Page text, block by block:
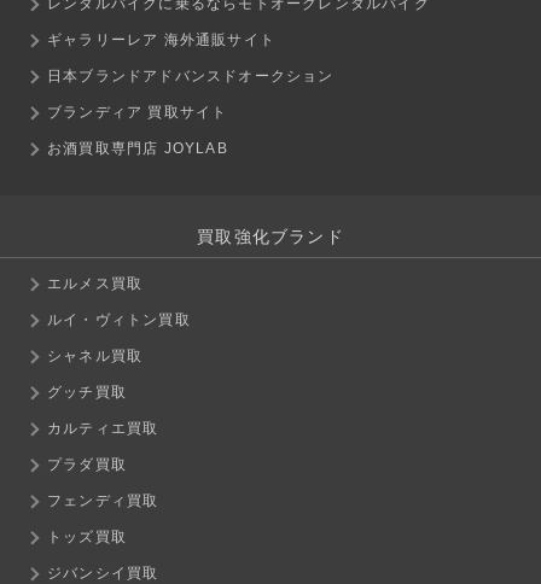
ギャラリーレア 海外通販サイト
日本ブランドアドバンスドオークション
ブランディア 買取サイト
お酒買取専門店 JOYLAB
買取強化ブランド
エルメス買取
ルイ・ヴィトン買取
シャネル買取
グッチ買取
カルティエ買取
プラダ買取
フェンディ買取
トッズ買取
ジバンシイ買取